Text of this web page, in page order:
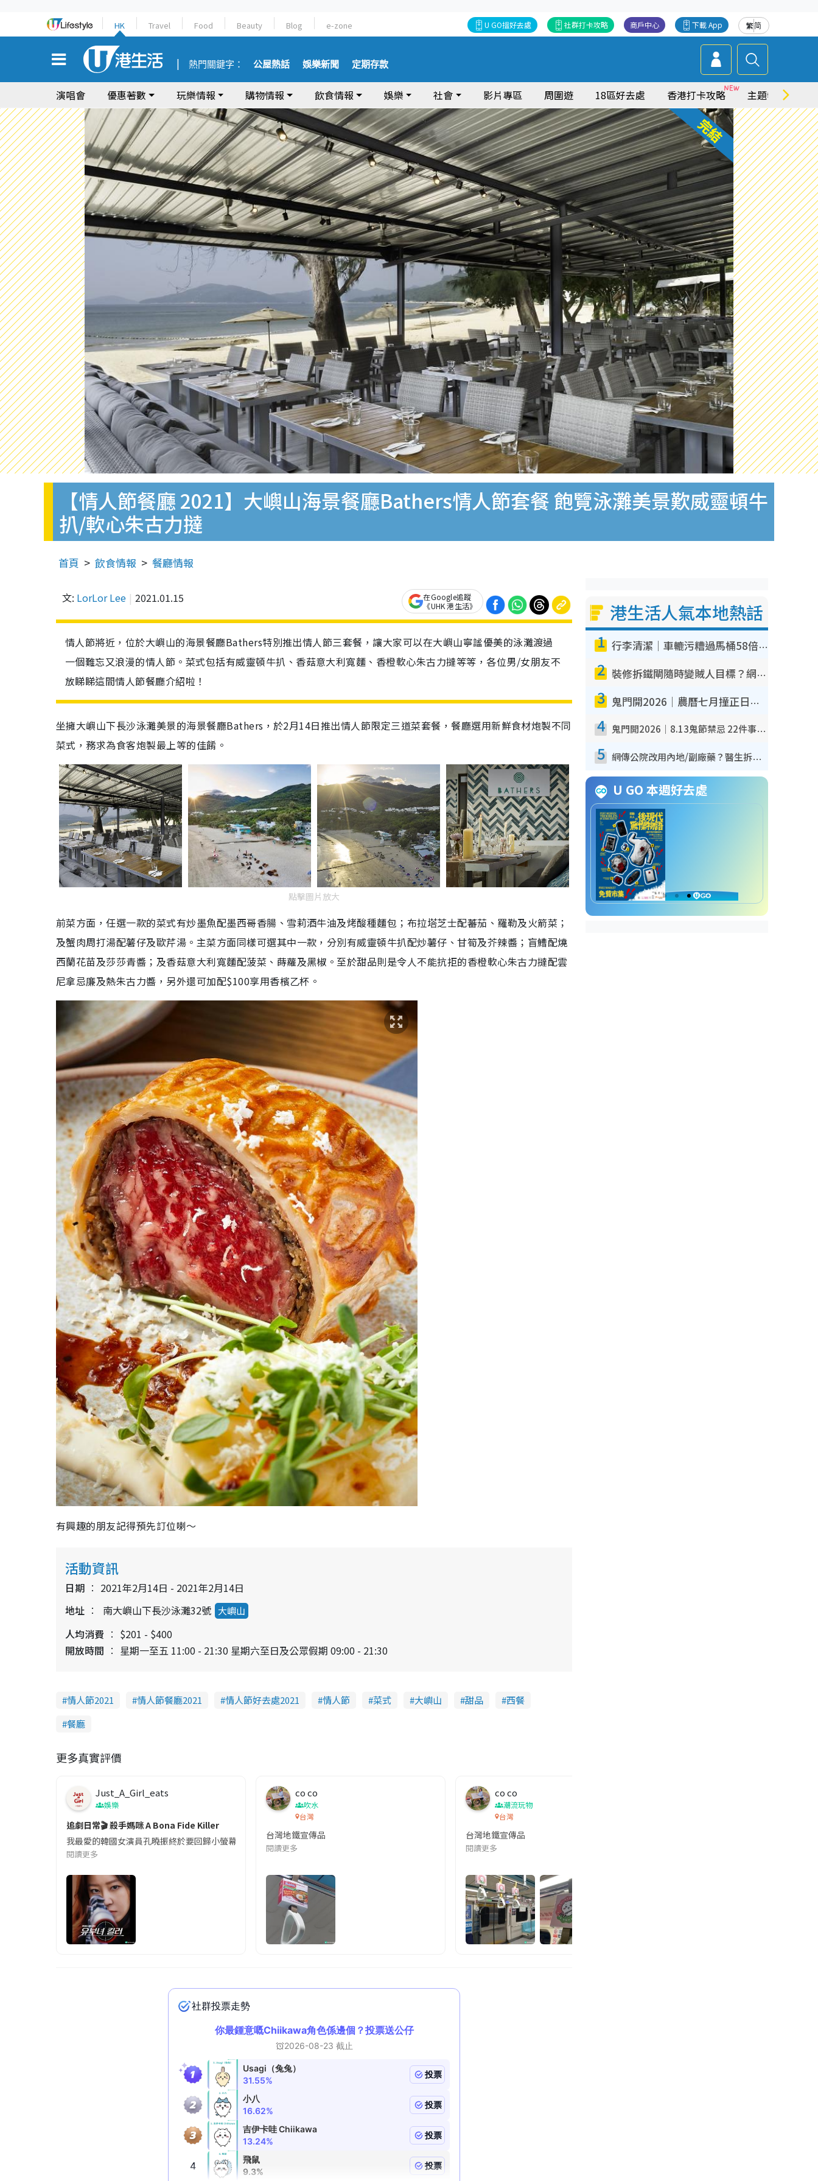
HK Travel Food Beauty Blog e-zone 繁简
下載 App
商戶中心
社群打卡攻略
U GO搵好去處
熱門關鍵字： 公屋熱話 娛樂新聞 定期存款
演唱會 優惠著數 玩樂情報 購物情報 飲食情報 娛樂 社會 影片專區 周圍遊 18區好去處 香港打卡攻略 主題特集
【情人節餐廳 2021】大嶼山海景餐廳Bathers情人節套餐 飽覽泳灘美景歎威靈頓牛
扒/軟心朱古力撻
首頁 飲食情報 餐廳情報
文: LorLor Lee 2021.01.15
在Google追蹤
《UHK 港生活》
情人節將近，位於大嶼山的海景餐廳Bathers特別推出情人節三套餐，讓大家可以在大嶼山寧謐優美的泳灘渡過
一個難忘又浪漫的情人節。菜式包括有威靈頓牛扒、香菇意大利寬麵、香橙軟心朱古力撻等等，各位男/女朋友不
放睇睇這間情人節餐廳介紹啦！
坐擁大嶼山下長沙泳灘美景的海景餐廳Bathers，於2月14日推出情人節限定三道菜套餐，餐廳選用新鮮食材炮製不同
菜式，務求為食客炮製最上等的佳餚。
點擊圖片放大
前菜方面，任選一款的菜式有炒墨魚配墨西哥香腸、雪莉酒牛油及烤酸種麵包；布拉塔芝士配蕃茄、羅勒及火箭菜；
及蟹肉周打湯配薯仔及歐芹湯。主菜方面同樣可選其中一款，分別有威靈頓牛扒配炒薯仔、甘筍及芥辣醬；盲鰽配燒
西蘭花苗及莎莎青醬；及香菇意大利寬麵配菠菜、蒔蘿及黑椒。至於甜品則是令人不能抗拒的香橙軟心朱古力撻配雲
尼拿忌廉及熱朱古力醬，另外還可加配$100享用香檳乙杯。
有興趣的朋友記得預先訂位喇～
活動資訊
日期
2021年2月14日 - 2021年2月14日
地址
南大嶼山下長沙泳灘32號 大嶼山
人均消費
$201 - $400
開放時間
星期一至五 11:00 - 21:30 星期六至日及公眾假期 09:00 - 21:30
情人節2021 情人節餐廳2021 情人節好去處2021 情人節 菜式 大嶼山 甜品
西餐
餐廳
更多真實評價
Just_A_Girl_eats
娛樂
追劇日常🎬 殺手媽咪 A Bona Fide Killer
我最愛的韓國女演員孔曉振終於要回歸小螢幕啦!這次的劇本改編自同名網絡漫畫,故事主軸圍繞女主角柳寶娜 —— 表面上是一間公司的職員,但其實暗地裡是負責處決逃過法網罪犯的阻擊手｡ 劇情從
閱讀更多
co co
吹水
台灣
台灣地鐵宣傳品
閱讀更多
co co
潮流玩物
台灣
台灣地鐵宣傳品
閱讀更多
港生活人氣本地熱話
1 行李清潔｜車轆污糟過馬桶58倍！專家警告忌用酒精抹 教1招免污手除菌
2 裝修拆鐵閘隨時變賊人目標？網民揭2大關鍵用途：裝新式等於白裝？附新舊鐵閘分別
3 鬼門開2026｜農曆七月撞正日全食特別邪？專家警告切忌做一事！揭4大禁忌+2招保平安
4 鬼門開2026｜8.13鬼節禁忌 22件事唔做得！燒肉、刺身要少食？半夜勿吹口哨/打呢個電話
5 網傳公院改用內地/副廠藥？醫生拆解正副廠分別 揭4類人換藥隨時出事
U GO 本週好去處